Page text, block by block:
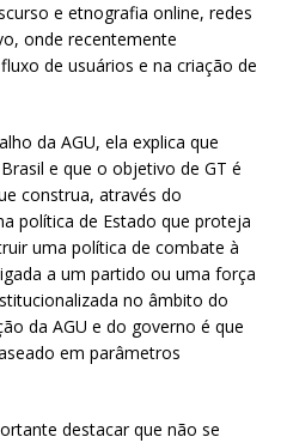
e etnografia online, redes
onde recentemente
de usuários e na criação de
da AGU, ela explica que
e que o objetivo de GT é
construa, através do
política de Estado que proteja
uma política de combate à
a um partido ou uma força
no âmbito do
da AGU e do governo é que
em parâmetros
destacar que não se